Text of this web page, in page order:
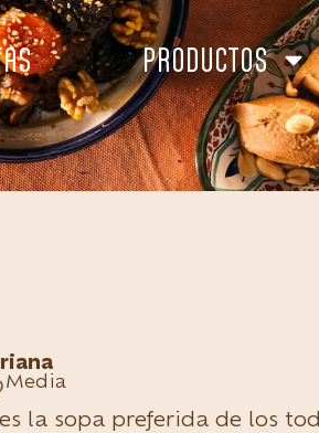
PRODUCTOS
Media
la sopa preferida de los